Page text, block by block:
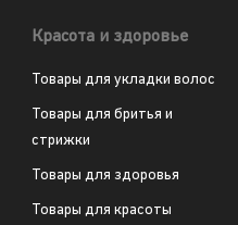
Красота и здоровье
Товары для укладки волос
Товары для бритья и
стрижки
Товары для здоровья
Товары для красоты